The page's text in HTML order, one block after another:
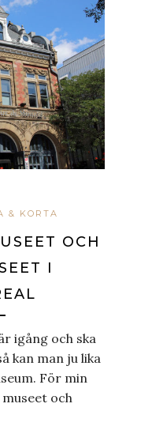
& KORTA
OCH
I
igång och ska
kan man ju lika
För min
och